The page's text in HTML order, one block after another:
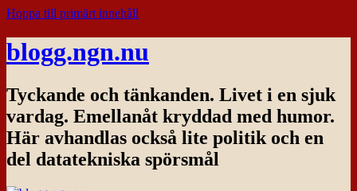
Hoppa till primärt innehåll
blogg.ngn.nu
Tyckande och tänkanden. Livet i en sjuk
vardag. Emellanåt kryddad med humor.
Här avhandlas också lite politik och en
del datatekniska spörsmål